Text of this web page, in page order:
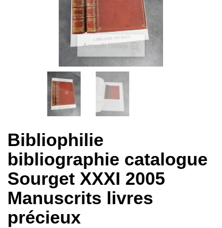
Agrandir l'image
Bibliophilie
bibliographie catalogue
Sourget XXXI 2005
Manuscrits livres
précieux